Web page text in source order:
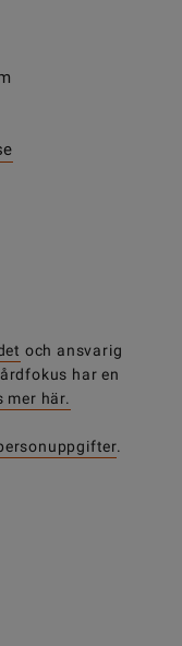
och ansvarig
har en
mer här.
.